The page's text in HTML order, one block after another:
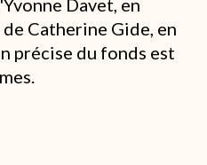
Davet, en
Catherine Gide, en
précise du fonds est